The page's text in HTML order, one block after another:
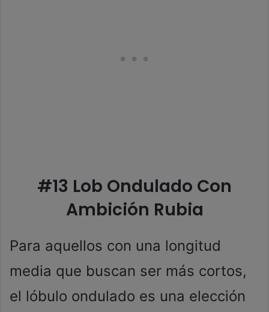
#13 Lob Ondulado Con
Ambición Rubia
Para aquellos con una longitud
media que buscan ser más cortos,
el lóbulo ondulado es una elección